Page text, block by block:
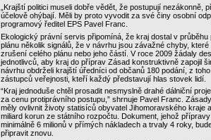
„Krajští politici museli dobře vědět, že postupují nezákonně,
účelově ohýbají. Měli by proto vyvodit za své činy osobní
programový ředitel EPS Pavel Franc.
Ekologický právní servis připomíná, že kraj dostal v
plánu několik signálů, že v návrhu jsou závažné chyby,
zrušení celého plánu nebo jeho částí. V roce 2009 žádaly
jednotlivců, aby kraj do příprav Zásad konstruktivně zapojil
návrhu obdrželi krajští úředníci od občanů 180 podání, z
zástupců veřejnosti, kteří každý představují hlas stovek lidí.
“Kraj jednoduše chtěl prosadit nesmyslně drahé dálniční
za cenu protiprávního postupu,” shrnuje Pavel Franc.
měly ovlivnit životy statisíců obyvatel Jihomoravského kraje
miliard korun ze státního rozpočtu. Dokument, jehož
minimálně 6 milionů v přímých nákladech a trvaly 4 roky,
připravit znovu.